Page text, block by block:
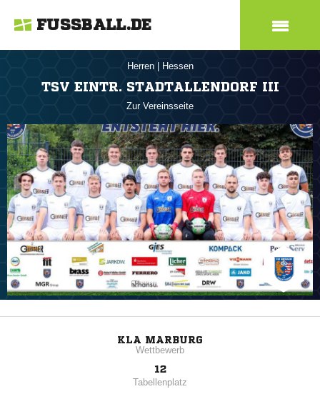
FUSSBALL.DE
Herren Hessen
TSV EINTR. STADTALLENDORF III
Zur Vereinsseite
KLA MARBURG
Wettbewerb
12
Tabellenplatz